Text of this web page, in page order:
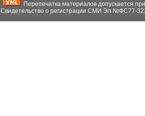
Перепечатка материалов допускается
Свидетельство о регистрации СМИ Эл №ФС77-